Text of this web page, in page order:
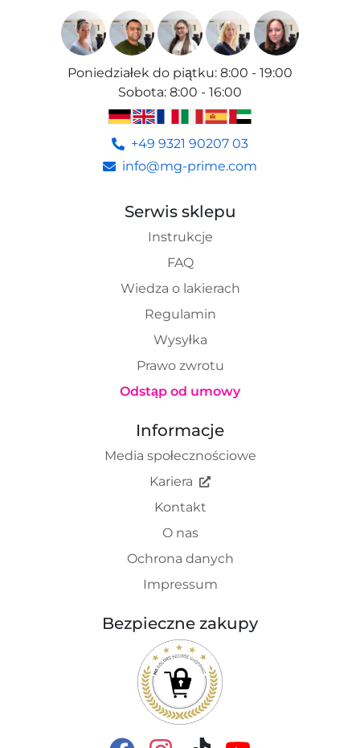
Poniedziałek do piątku: 8:00 - 19:00
Sobota: 8:00 - 16:00
+49 9321 90207 03
info@mg-prime.com
Serwis sklepu
Instrukcje
FAQ
Wiedza o lakierach
Regulamin
Wysyłka
Prawo zwrotu
Odstąp od umowy
Informacje
Media społecznościowe
Kariera
Kontakt
O nas
Ochrona danych
Impressum
Bezpieczne zakupy